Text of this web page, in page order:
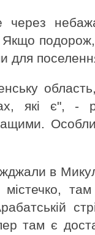
Якщо
для
які є", -
в
там є